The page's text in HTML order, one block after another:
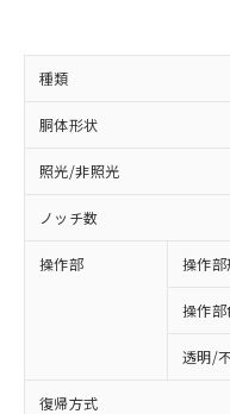
種類
胴体形状
照光/非照光
ノッチ数
操作部 操作
操作部
透明/
復帰方式